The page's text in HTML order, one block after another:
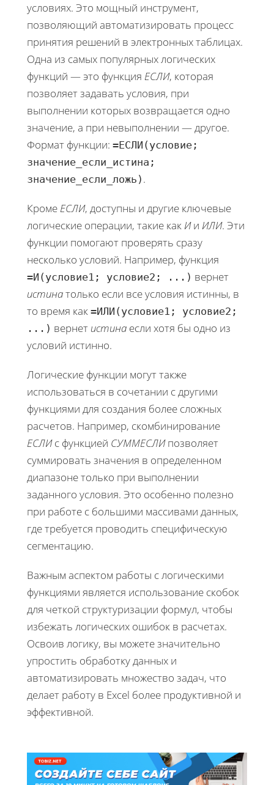
условиях. Это мощный инструмент,
позволяющий автоматизировать процесс
принятия решений в электронных таблицах.
Одна из самых популярных логических
функций — это функция ЕСЛИ, которая
позволяет задавать условия, при
выполнении которых возвращается одно
значение, а при невыполнении — другое.
Формат функции: =ЕСЛИ(условие;
значение_если_истина;
значение_если_ложь) .
Кроме ЕСЛИ, доступны и другие ключевые
логические операции, такие как Ии ИЛИ. Эти
функции помогают проверять сразу
несколько условий. Например, функция
=И(условие1; условие2; ...) вернет
истинатолько если все условия истинны, в
то время как =ИЛИ(условие1; условие2;
...) вернет истина если хотя бы одно из
условий истинно.
Логические функции могут также
использоваться в сочетании с другими
функциями для создания более сложных
расчетов. Например, скомбинирование
ЕСЛИс функцией СУММЕСЛИпозволяет
суммировать значения в определенном
диапазоне только при выполнении
заданного условия. Это особенно полезно
при работе с большими массивами данных,
где требуется проводить специфическую
сегментацию.
Важным аспектом работы с логическими
функциями является использование скобок
для четкой структуризации формул, чтобы
избежать логических ошибок в расчетах.
Освоив логику, вы можете значительно
упростить обработку данных и
автоматизировать множество задач, что
делает работу в Excel более продуктивной и
эффективной.